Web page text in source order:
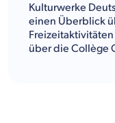
Kulturwerke
einen Überblick
über die Collège